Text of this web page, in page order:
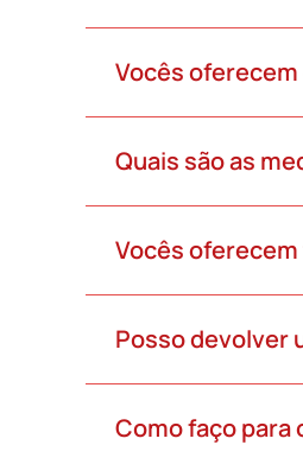
Vocês
Quais são as
Vocês
Posso devolver
Como faço para